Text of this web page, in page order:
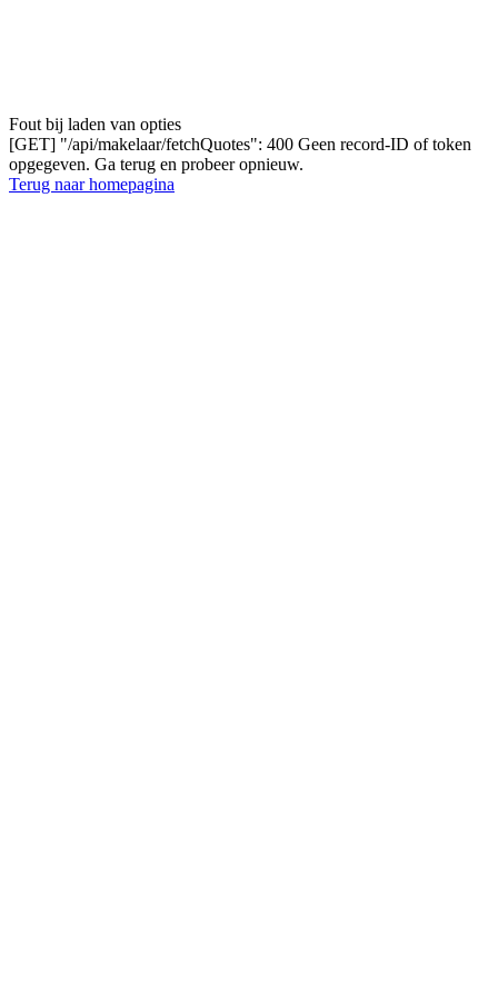
Fout bij laden van opties
[GET] "/api/makelaar/fetchQuotes": 400 Geen record-ID of token
opgegeven. Ga terug en probeer opnieuw.
Terug naar homepagina